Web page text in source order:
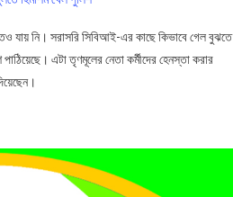
যায় নি। সরাসরি সিবিআই-এর কাছে কিভাবে গেল বুঝতে
এটা তৃণমূলের নেতা কর্মীদের হেনস্তা করার